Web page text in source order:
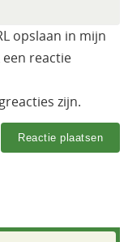
opslaan in mijn
reactie
zijn.